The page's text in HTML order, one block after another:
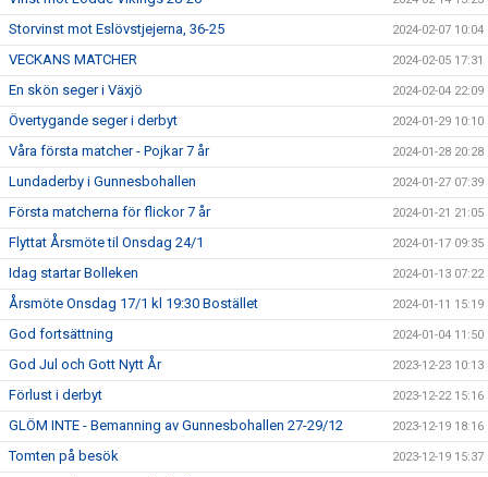
Storvinst mot Eslövstjejerna, 36-25 2024-02-07 10:04
VECKANS MATCHER 2024-02-05 17:31
En skön seger i Växjö 2024-02-04 22:09
Övertygande seger i derbyt 2024-01-29 10:10
Våra första matcher - Pojkar 7 år 2024-01-28 20:28
Lundaderby i Gunnesbohallen 2024-01-27 07:39
Första matcherna för flickor 7 år 2024-01-21 21:05
Flyttat Årsmöte til Onsdag 24/1 2024-01-17 09:35
Idag startar Bolleken 2024-01-13 07:22
Årsmöte Onsdag 17/1 kl 19:30 Bostället 2024-01-11 15:19
God fortsättning 2024-01-04 11:50
God Jul och Gott Nytt År 2023-12-23 10:13
Förlust i derbyt 2023-12-22 15:16
GLÖM INTE - Bemanning av Gunnesbohallen 27-29/12 2023-12-19 18:16
Tomten på besök 2023-12-19 15:37